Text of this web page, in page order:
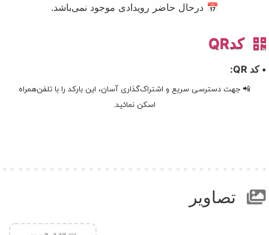
📅 درحال حاضر رویدادی موجود نمی‌باشد.
کدQR
• کد QR:
📲 جهت دسترسی سریع و اشتراک‌گذاری آسان، این بارکد را با تلفن‌همراه
اسکن نمائید.
تصاویر